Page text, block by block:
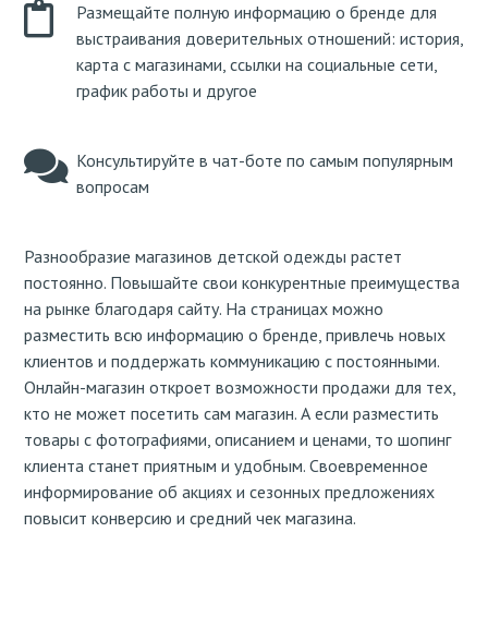
Размещайте полную информацию о бренде для
выстраивания доверительных отношений: история,
карта с магазинами, ссылки на социальные сети,
график работы и другое
Консультируйте в чат-боте по самым популярным
вопросам
Разнообразие магазинов детской одежды растет
постоянно. Повышайте свои конкурентные преимущества
на рынке благодаря сайту. На страницах можно
разместить всю информацию о бренде, привлечь новых
клиентов и поддержать коммуникацию с постоянными.
Онлайн-магазин откроет возможности продажи для тех,
кто не может посетить сам магазин. А если разместить
товары с фотографиями, описанием и ценами, то шопинг
клиента станет приятным и удобным. Своевременное
информирование об акциях и сезонных предложениях
повысит конверсию и средний чек магазина.